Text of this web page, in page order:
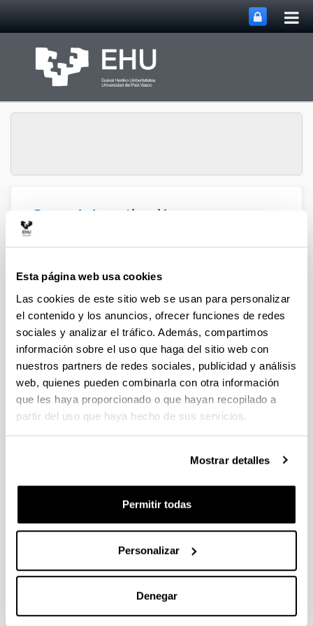
Esta página web usa cookies
Las cookies de este sitio web se usan para personalizar
el contenido y los anuncios, ofrecer funciones de redes
sociales y analizar el tráfico. Además, compartimos
información sobre el uso que haga del sitio web con
nuestros partners de redes sociales, publicidad y análisis
web, quienes pueden combinarla con otra información
que les haya proporcionado o que hayan recopilado a
partir del uso que haya hecho de sus servicios.
Mostrar detalles
Permitir todas
Personalizar
Denegar
Grupo de Investigación
SUPREN
Isabel de Marco - Congresos (a
partir del 2008)
CONGRESO
8th International Symposium on
Feedstock Recycling of Polymeric
Materials
09/2015
Austria
Publicación asociada al congreso con ISBN: 978-3-200-
04143-1
pyrolysis process in continuous screw and
semibatch reactors
A. Adrados, J. Solar, I. de Marco, B.M.
Caballero, A. Lopez-Urionabarrenechea